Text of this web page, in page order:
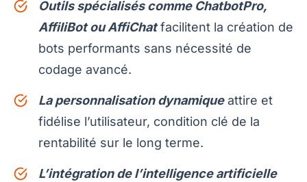
Outils spécialisés comme ChatbotPro,
AffiliBot ou AffiChatfacilitent la création de
bots performants sans nécessité de
codage avancé.
La personnalisation dynamiqueattire et
fidélise l’utilisateur, condition clé de la
rentabilité sur le long terme.
L’intégration de l’intelligence artificielle